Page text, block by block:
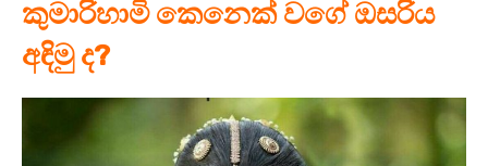
කුමාරිහාමි කෙනෙක් වගේ ඔසරිය
අඳිමු ද?